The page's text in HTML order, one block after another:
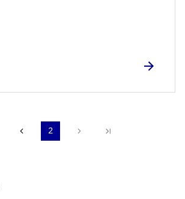
Première pagePage précédente
2 Page suivante